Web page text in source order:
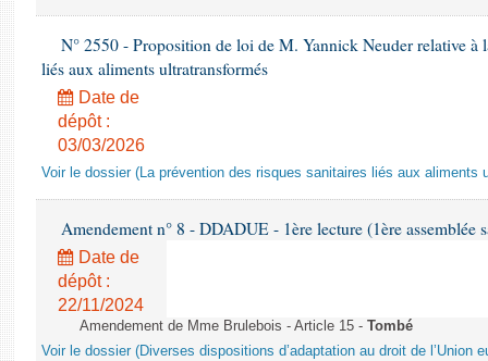
N° 2550 - Proposition de loi de M. Yannick Neuder relative à
liés aux aliments ultratransformés
Date de
dépôt :
03/03/2026
Voir le dossier (La prévention des risques sanitaires liés aux aliments
Amendement n° 8 - DDADUE - 1ère lecture (1ère assemblée
Date de
dépôt :
22/11/2024
Amendement de Mme Brulebois - Article 15 - Tombé
Voir le dossier (Diverses dispositions d’adaptation au droit de l’Union